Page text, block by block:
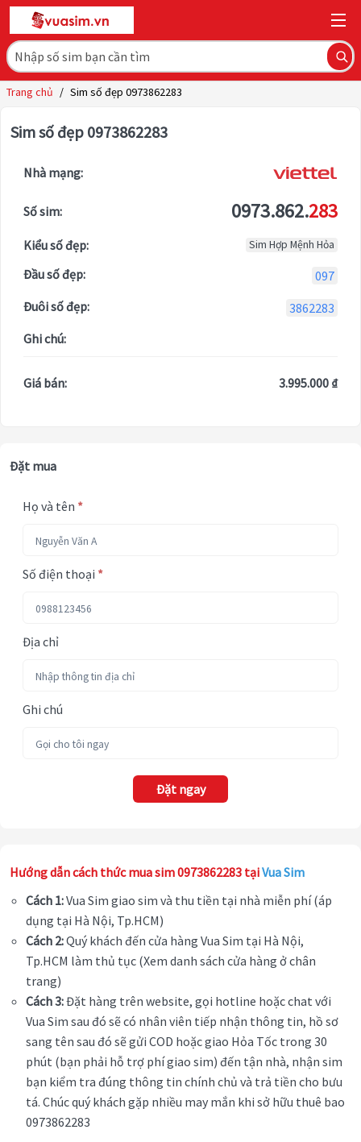
Trang chủ / Sim số đẹp 0973862283
Sim số đẹp 0973862283
Nhà mạng:
Số sim: 0973.862.283
Kiểu số đẹp: Sim Hợp Mệnh Hỏa
Đầu số đẹp:
097
Đuôi số đẹp:
3862283
Ghi chú:
Giá bán: 3.995.000 ₫
Đặt mua
Họ và tên *
Số điện thoại *
Địa chỉ
Ghi chú
Đặt ngay
Hướng dẫn cách thức mua sim 0973862283 tạiVua Sim
Cách 1:Vua Sim giao sim và thu tiền tại nhà miễn phí (áp
dụng tại Hà Nội, Tp.HCM)
Cách 2:Quý khách đến cửa hàng Vua Sim tại Hà Nội,
Tp.HCM làm thủ tục (Xem danh sách cửa hàng ở chân
trang)
Cách 3:Đặt hàng trên website, gọi hotline hoặc chat với
Vua Sim sau đó sẽ có nhân viên tiếp nhận thông tin, hồ sơ
sang tên sau đó sẽ gửi COD hoặc giao Hỏa Tốc trong 30
phút (bạn phải hỗ trợ phí giao sim) đến tận nhà, nhận sim
bạn kiểm tra đúng thông tin chính chủ và trả tiền cho bưu
tá. Chúc quý khách gặp nhiều may mắn khi sở hữu thuê bao
0973862283